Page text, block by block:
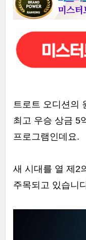
트로트 오디션의
최고 우승 상금 5
프로그램인데요.
새 시대를 열 제2
주목되고 있습니